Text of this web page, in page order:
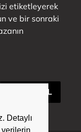
Detaylı
Detaylı
etiketleyerek
ve bir sonraki
ABONE OL